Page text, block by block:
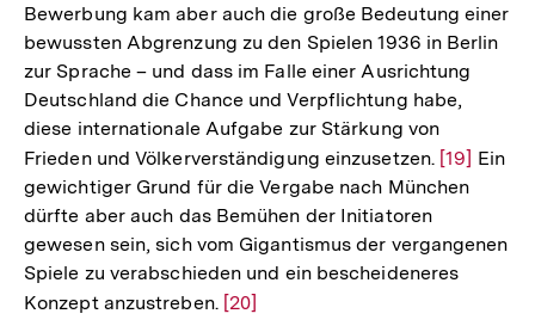
Bewerbung kam aber auch die große Bedeutung einer
bewussten Abgrenzung zu den Spielen 1936 in Berlin
zur Sprache – und dass im Falle einer Ausrichtung
Deutschland die Chance und Verpflichtung habe,
diese internationale Aufgabe zur Stärkung von
Frieden und Völkerverständigung einzusetzen. Zur
Auflösung
Fußnote
[19] Ein
gewichtiger Grund für die Vergabe nach München
dürfte aber auch das Bemühen der Initiatoren
gewesen sein, sich vom Gigantismus der vergangenen
Spiele zu verabschieden und ein bescheideneres
Konzept anzustreben. Zur
[20]